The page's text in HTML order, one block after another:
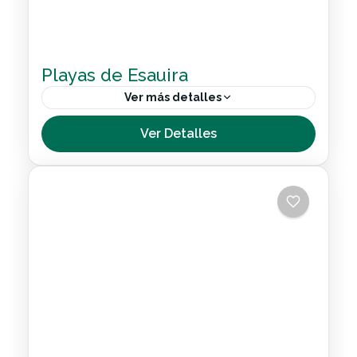
Playas de Esauira
Ver más detalles
Si estás deseando tomarte unos días de
vacaciones para disfrutar del mar y el sol en
playas increíbles, sin duda no puedes
Ver Detalles